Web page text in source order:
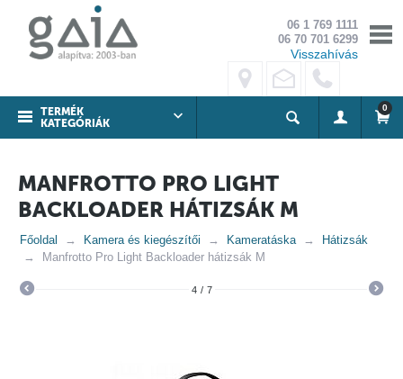
06 1 769 1111
06 70 701 6299
Visszahívás
TERMÉK
KATEGÓRIÁK
0
MANFROTTO PRO LIGHT
BACKLOADER HÁTIZSÁK M
Főoldal Kamera és kiegészítői Kameratáska
Hátizsák
Manfrotto Pro Light Backloader hátizsák M
4 / 7